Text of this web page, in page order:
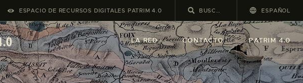
ESPACIO DE RECURSOS DIGITALES PATRIM 4.0 ESPAÑOL
LA RED CONTACTO PATRIM 4.0